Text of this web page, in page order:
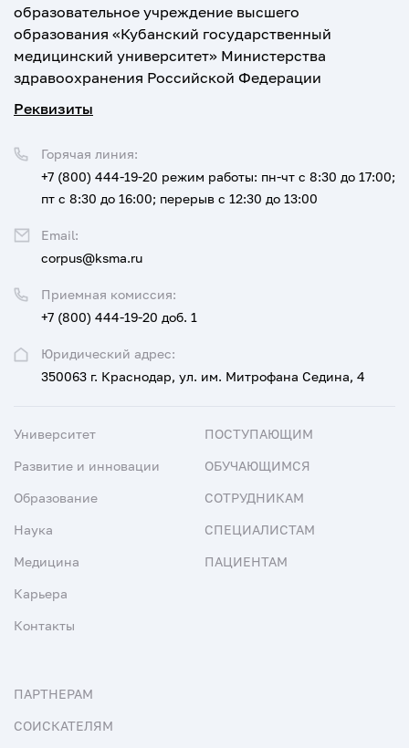
образовательное учреждение высшего
образования «Кубанский государственный
медицинский университет» Министерства
здравоохранения Российской Федерации
Реквизиты
Юридический адрес:
350063 г. Краснодар, ул. им. Митрофана Седина, 4
Приемная комиссия:
+7 (800) 444-19-20 доб. 1
Горячая линия:
+7 (800) 444-19-20 режим работы: пн-чт с 8:30 до 17:00;
пт с 8:30 до 16:00; перерыв с 12:30 до 13:00
Email:
corpus@ksma.ru
Университет
Развитие и инновации
Образование
Наука
Медицина
Карьера
Контакты
ПОСТУПАЮЩИМ
ОБУЧАЮЩИМСЯ
СОТРУДНИКАМ
СПЕЦИАЛИСТАМ
ПАЦИЕНТАМ
ПАРТНЕРАМ
СОИСКАТЕЛЯМ